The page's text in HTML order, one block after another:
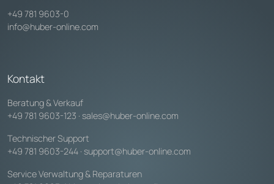
+49 781 9603-0
info@huber-online.com
Kontakt
Beratung & Verkauf
+49 781 9603-123 · sales@huber-online.com
Technischer Support
+49 781 9603-244 · support@huber-online.com
Service Verwaltung & Reparaturen